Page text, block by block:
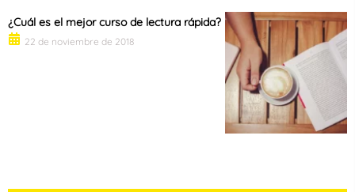
¿Cuál es el mejor curso de lectura rápida?
22 de noviembre de 2018